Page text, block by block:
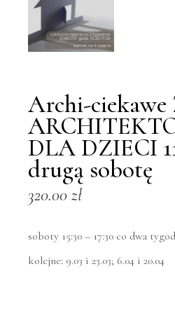
Archi-
DLA DZIECI
drugą sobotę
320.00zł
soboty 15:30 – 17:30 co dwa
kolejne: 9.03 i 23.03; 6.04 i 20.04